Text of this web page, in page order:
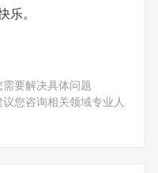
。
要解决具体问题
您咨询相关领域专业人